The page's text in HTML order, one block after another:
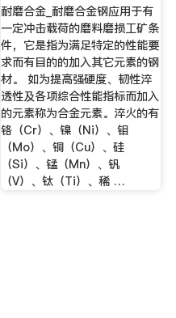
耐磨合金_耐磨合金钢应用于有
一定冲击载荷的磨料磨损工矿条
件，它是指为满足特定的性能要
求而有目的的加入其它元素的钢
材。 如为提高强硬度、韧性淬
透性及各项综合性能指标而加入
的元素称为合金元素。淬火的有
铬（Cr）、镍（Ni）、钼
（Mo）、铜（Cu）、硅
（Si）、锰（Mn）、钒
（V）、钛（Ti）、稀 …